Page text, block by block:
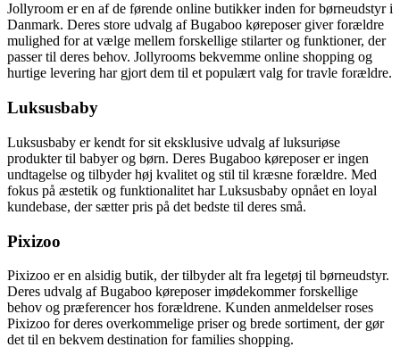
Jollyroom er en af de førende online butikker inden for børneudstyr i
Danmark. Deres store udvalg af Bugaboo køreposer giver forældre
mulighed for at vælge mellem forskellige stilarter og funktioner, der
passer til deres behov. Jollyrooms bekvemme online shopping og
hurtige levering har gjort dem til et populært valg for travle forældre.
Luksusbaby
Luksusbaby er kendt for sit eksklusive udvalg af luksuriøse
produkter til babyer og børn. Deres Bugaboo køreposer er ingen
undtagelse og tilbyder høj kvalitet og stil til kræsne forældre. Med
fokus på æstetik og funktionalitet har Luksusbaby opnået en loyal
kundebase, der sætter pris på det bedste til deres små.
Pixizoo
Pixizoo er en alsidig butik, der tilbyder alt fra legetøj til børneudstyr.
Deres udvalg af Bugaboo køreposer imødekommer forskellige
behov og præferencer hos forældrene. Kunden anmeldelser roses
Pixizoo for deres overkommelige priser og brede sortiment, der gør
det til en bekvem destination for families shopping.